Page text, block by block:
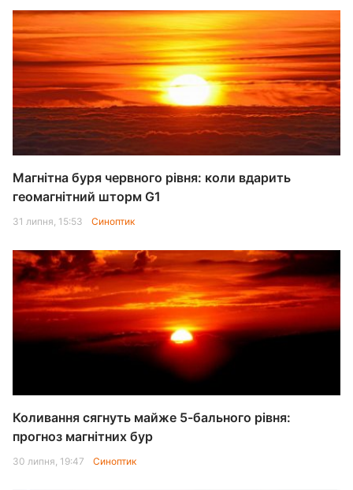
Магнітна буря червного рівня: коли вдарить
геомагнітний шторм G1
31 липня, 15:53 Синоптик
Коливання сягнуть майже 5-бального рівня:
прогноз магнітних бур
30 липня, 19:47 Синоптик